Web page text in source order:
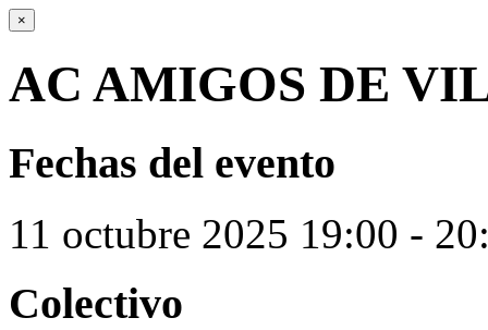
×
AC AMIGOS DE
Fechas del evento
11 octubre 2025 19:00 -
Colectivo